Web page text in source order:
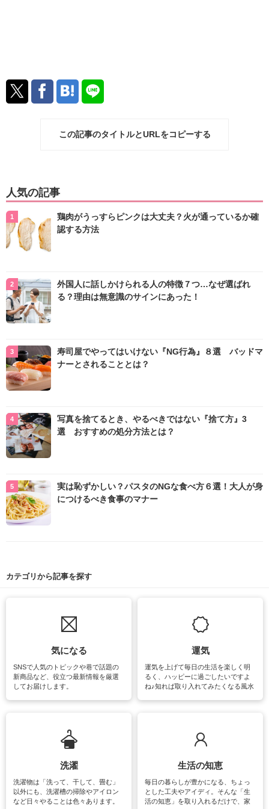
この記事のタイトルとURLをコピーする
人気の記事
鶏肉がうっすらピンクは大丈夫？火が通っているか確
認する方法
外国人に話しかけられる人の特徴７つ…なぜ選ばれ
る？理由は無意識のサインにあった！
寿司屋でやってはいけない『NG行為』８選 バッドマ
ナーとされることとは？
写真を捨てるとき、やるべきではない『捨て方』3
選 おすすめの処分方法とは？
実は恥ずかしい？パスタのNGな食べ方６選！大人が身
につけるべき食事のマナー
カテゴリから記事を探す
気になる
SNSで人気のトピックや巷で話題の
新商品など、役立つ最新情報を厳選
してお届けします。
運気
運気を上げて毎日の生活を楽しく明
るく、ハッピーに過ごしたいですよ
ね♪知れば取り入れてみたくなる風水
洗濯
洗濯物は「洗って、干して、畳む」
以外にも、洗濯槽の掃除やアイロン
など日々やることは色々あります。
生活の知恵
毎日の暮らしが豊かになる、ちょっ
とした工夫やアイディ。そんな「生
活の知恵」を取り入れるだけで、家